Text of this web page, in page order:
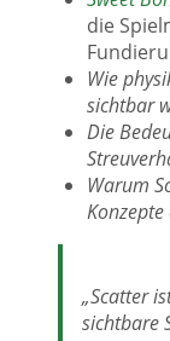
die
Wie
sichtbar
Die
Warum
„Scatter
sichtbare